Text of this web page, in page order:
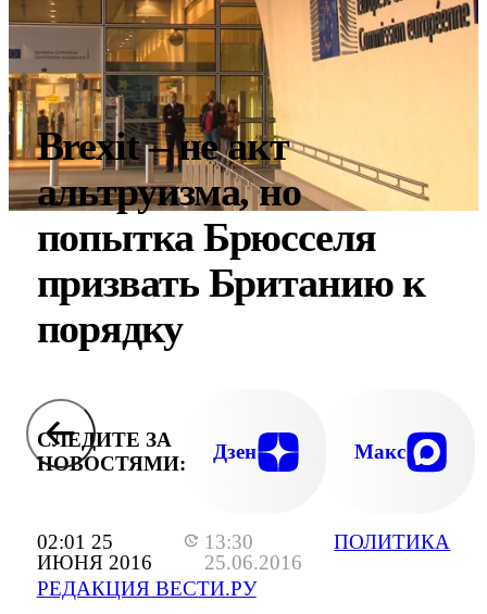
02:01 25
ИЮНЯ 2016
13:30
25.06.2016
РЕДАКЦИЯ ВЕСТИ.РУ
ПОЛИТИКА
Brexit – не акт
альтруизма, но
попытка Брюсселя
призвать Британию к
порядку
СЛЕДИТЕ ЗА
НОВОСТЯМИ:
Дзен Макс